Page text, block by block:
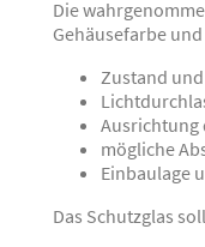
Die
Gehäusefarbe
Zustand
Ausrichtung
mögliche
Einbaulage
Das Schutzglas